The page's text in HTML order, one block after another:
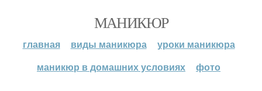
МАНИКЮР
главная виды маникюра
уроки маникюра
маникюр в домашних условиях
фото